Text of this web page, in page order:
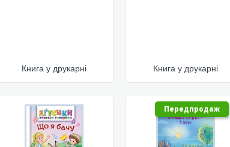
Книга у друкарні Книга у друкарні
Передпродаж